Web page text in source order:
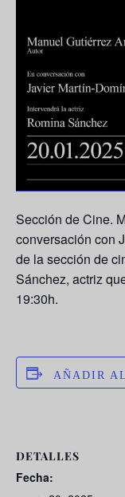
Sección de Cine.
conversación con
de la sección de
Sánchez, actriz
19:30h.
AÑADIR
DETALLES
Fecha: